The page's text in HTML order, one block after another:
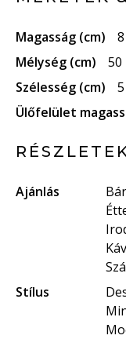
Magasság (cm)
Mélység (cm)
50
Szélesség (cm)
Ülőfelület
Ajánlás
Stílus